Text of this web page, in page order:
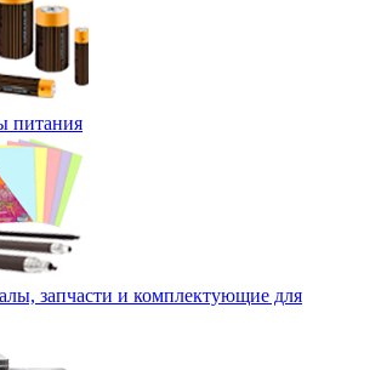
питания
запчасти и комплектующие для